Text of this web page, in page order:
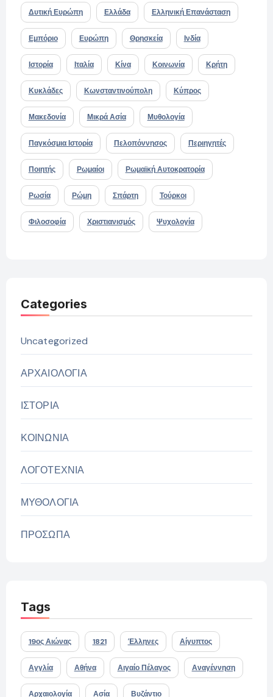
Δυτική Ευρώπη Ελλάδα Ελληνική Επανάσταση
Εμπόριο Ευρώπη Θρησκεία Ινδία
Ιστορία Ιταλία Κίνα Κοινωνία Κρήτη
Κυκλάδες Κωνσταντινούπολη Κύπρος
Μακεδονία Μικρά Ασία Μυθολογία
Παγκόσμια Ιστορία Πελοπόννησος Περιηγητές
Ποιητής Ρωμαίοι Ρωμαϊκή Αυτοκρατορία
Ρωσία Ρώμη Σπάρτη Τούρκοι
Φιλοσοφία Χριστιανισμός Ψυχολογία
Categories
Uncategorized
ΑΡΧΑΙΟΛΟΓΙΑ
ΙΣΤΟΡΙΑ
ΚΟΙΝΩΝΙΑ
ΛΟΓΟΤΕΧΝΙΑ
ΜΥΘΟΛΟΓΙΑ
ΠΡΟΣΩΠΑ
Tags
19ος Αιώνας 1821 Έλληνες Αίγυπτος
Αγγλία Αθήνα Αιγαίο Πέλαγος Αναγέννηση
Αρχαιολογία Ασία Βυζάντιο